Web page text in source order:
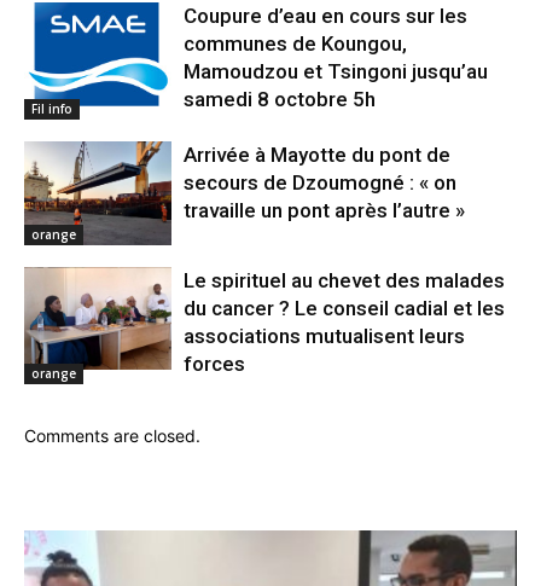
Fil info
Coupure d’eau en cours sur les
communes de Koungou,
Mamoudzou et Tsingoni jusqu’au
samedi 8 octobre 5h
orange
Arrivée à Mayotte du pont de
secours de Dzoumogné : « on
travaille un pont après l’autre »
orange
Le spirituel au chevet des malades
du cancer ? Le conseil cadial et les
associations mutualisent leurs
forces
Comments are closed.